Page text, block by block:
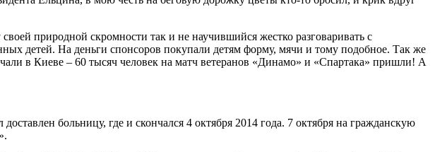
природной скромности так и не научившийся жестко разговаривать с
детей. На деньги спонсоров покупали детям форму, мячи и тому подобное. Так же
в Киеве – 60 тысяч человек на матч ветеранов «Динамо» и «Спартака» пришли! А
больницу, где и скончался 4 октября 2014 года. 7 октября на гражданскую